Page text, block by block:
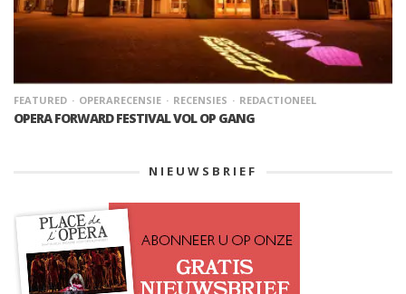
FEATURED OPERARECENSIE RECENSIES REDACTIONEEL
OPERA FORWARD FESTIVAL VOL OP GANG
NIEUWSBRIEF